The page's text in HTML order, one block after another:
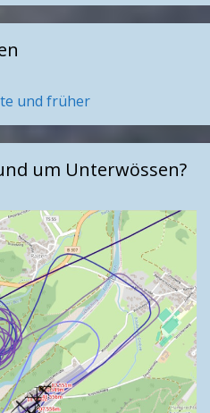
und früher
um Unterwössen?